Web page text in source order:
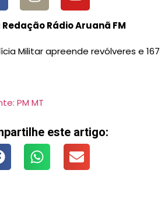
Redação Rádio Aruanã FM
Militar apreende revólveres e
PM MT
este artigo: